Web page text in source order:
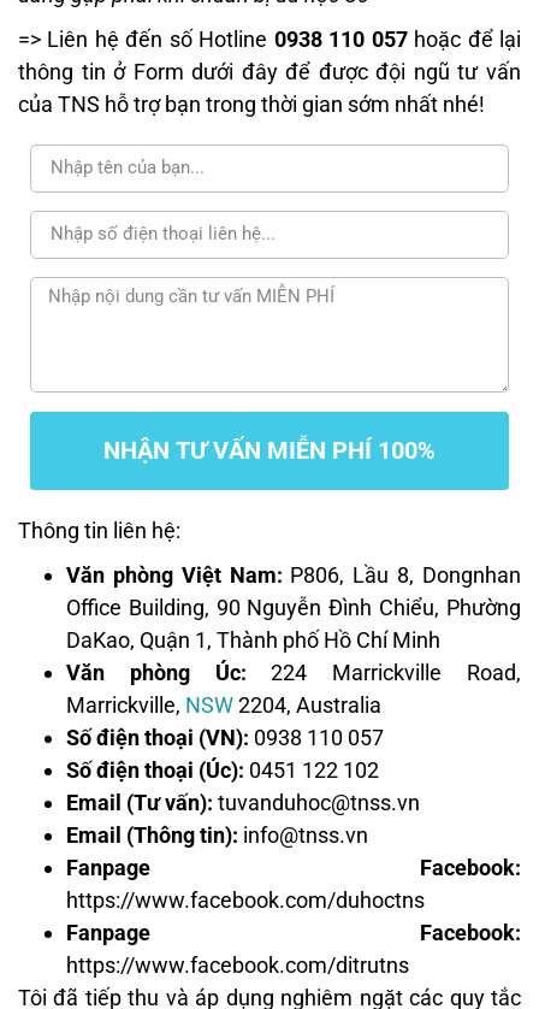
=> Liên hệ đến số Hotline 0938 110 057hoặc để lại
thông tin ở Form dưới đây để được đội ngũ tư vấn
của TNS hỗ trợ bạn trong thời gian sớm nhất nhé!
NHẬN TƯ VẤN MIỄN PHÍ 100%
Thông tin liên hệ:
Văn phòng Việt Nam: P806, Lầu 8, Dongnhan
Office Building, 90 Nguyễn Đình Chiểu, Phường
DaKao, Quận 1, Thành phố Hồ Chí Minh
Văn phòng Úc: 224 Marrickville Road,
Marrickville, NSW2204, Australia
Số điện thoại (VN): 0938 110 057
Số điện thoại (Úc): 0451 122 102
Email (Tư vấn): tuvanduhoc@tnss.vn
Email (Thông tin): info@tnss.vn
Fanpage Facebook:
https://www.facebook.com/duhoctns
Fanpage Facebook:
https://www.facebook.com/ditrutns
Tôi đã tiếp thu và áp dụng nghiêm ngặt các quy tắc